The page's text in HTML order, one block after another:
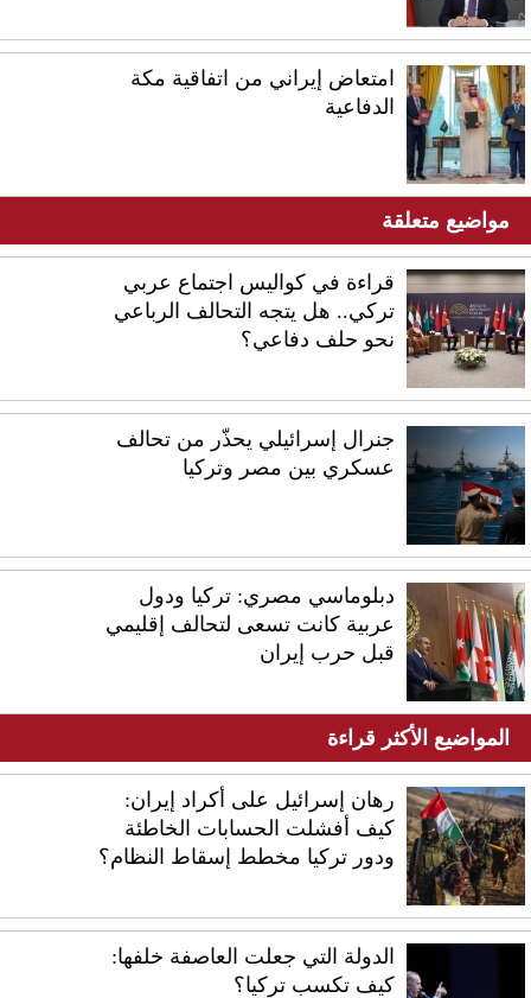
امتعاض إيراني من اتفاقية مكة
الدفاعية
مواضيع متعلقة
قراءة في كواليس اجتماع عربي
تركي.. هل يتجه التحالف الرباعي
نحو حلف دفاعي؟
جنرال إسرائيلي يحذّر من تحالف
عسكري بين مصر وتركيا
دبلوماسي مصري: تركيا ودول
عربية كانت تسعى لتحالف إقليمي
قبل حرب إيران
المواضيع الأكثر قراءة
رهان إسرائيل على أكراد إيران:
كيف أفشلت الحسابات الخاطئة
ودور تركيا مخطط إسقاط النظام؟
الدولة التي جعلت العاصفة خلفها:
كيف تكسب تركيا؟